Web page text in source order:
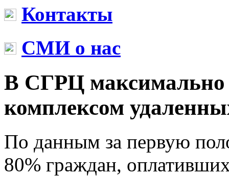
Контакты
СМИ о нас
В СГРЦ максимально
комплексом
По данным за первую
80% граждан,